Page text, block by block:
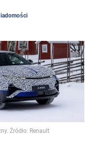
Źródło: Renault